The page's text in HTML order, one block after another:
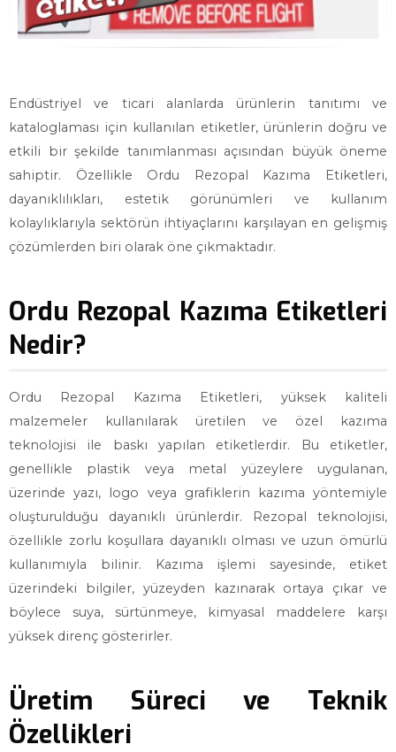
Endüstriyel ve ticari alanlarda ürünlerin tanıtımı ve
kataloglaması için kullanılan etiketler, ürünlerin doğru ve
etkili bir şekilde tanımlanması açısından büyük öneme
sahiptir. Özellikle Ordu Rezopal Kazıma Etiketleri,
dayanıklılıkları, estetik görünümleri ve kullanım
kolaylıklarıyla sektörün ihtiyaçlarını karşılayan en gelişmiş
çözümlerden biri olarak öne çıkmaktadır.
Ordu Rezopal Kazıma Etiketleri
Nedir?
Ordu Rezopal Kazıma Etiketleri, yüksek kaliteli
malzemeler kullanılarak üretilen ve özel kazıma
teknolojisi ile baskı yapılan etiketlerdir. Bu etiketler,
genellikle plastik veya metal yüzeylere uygulanan,
üzerinde yazı, logo veya grafiklerin kazıma yöntemiyle
oluşturulduğu dayanıklı ürünlerdir. Rezopal teknolojisi,
özellikle zorlu koşullara dayanıklı olması ve uzun ömürlü
kullanımıyla bilinir. Kazıma işlemi sayesinde, etiket
üzerindeki bilgiler, yüzeyden kazınarak ortaya çıkar ve
böylece suya, sürtünmeye, kimyasal maddelere karşı
yüksek direnç gösterirler.
Üretim Süreci ve Teknik
Özellikleri